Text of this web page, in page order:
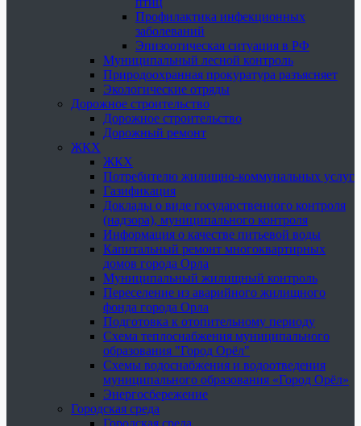
Профилактика инфекционных
заболеваний
Эпизоотическая ситуация в РФ
Муниципальный лесной контроль
Природоохранная прокуратура разъясняет
Экологические отряды
Дорожное строительство
Дорожное строительство
Дорожный ремонт
ЖКХ
ЖКХ
Потребителю жилищно-коммунальных услуг
Газификация
Доклады о виде государственного контроля
(надзора), муниципального контроля
Информация о качестве питьевой воды
Капитальный ремонт многоквартирных
домов города Орла
Муниципальный жилищный контроль
Переселение из аварийного жилищного
фонда города Орла
Подготовка к отопительному периоду
Схема теплоснабжения муниципального
образования "Город Орёл"
Схемы водоснабжения и водоотведения
муниципального образования «Город Орёл»
Энергосбережение
Городская среда
Городская среда